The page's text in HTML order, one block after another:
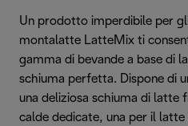
Un prodotto imperdibile per
montalatte LatteMix ti
gamma di bevande a base di
schiuma perfetta. Dispone di
una deliziosa schiuma di latte
calde dedicate, una per il latte